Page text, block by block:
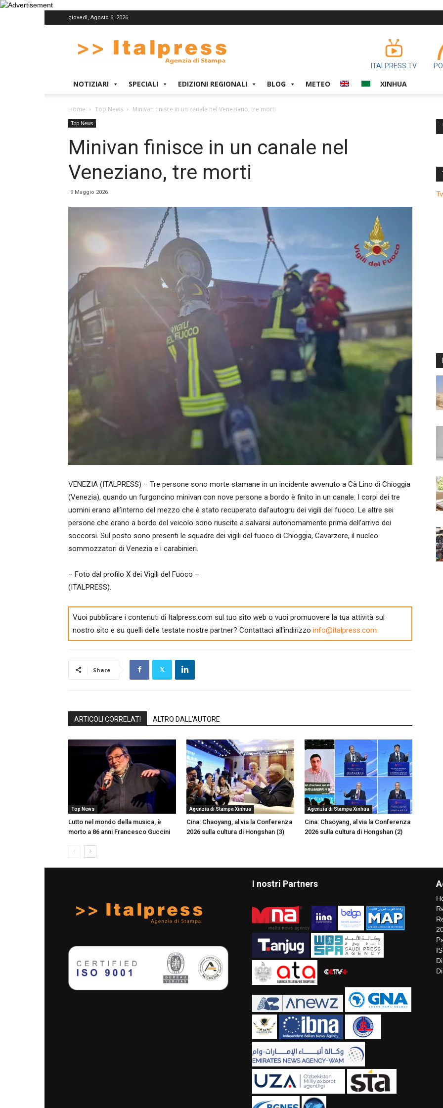
giovedì, Agosto 6, 2026
ITALPRESS TV
NOTIZIARI SPECIALI EDIZIONI REGIONALI BLOG METEO XINHUA
Home Top News Minivan finisce in un canale nel Veneziano, tre morti
Top News
Minivan finisce in un canale nel
Veneziano, tre morti
9 Maggio 2026
VENEZIA (ITALPRESS) – Tre persone sono morte stamane in un incidente avvenuto a Cà Lino di Chioggia
(Venezia), quando un furgoncino minivan con nove persone a bordo è finito in un canale. I corpi dei tre
uomini erano all’interno del mezzo che è stato recuperato dal’autogru dei vigili del fuoco. Le altre sei
persone che erano a bordo del veicolo sono riuscite a salvarsi autonomamente prima dell’arrivo dei
soccorsi. Sul posto sono presenti le squadre dei vigili del fuoco di Chioggia, Cavarzere, il nucleo
sommozzatori di Venezia e i carabinieri.
– Foto dal profilo X dei Vigili del Fuoco –
(ITALPRESS).
Vuoi pubblicare i contenuti di Italpress.com sul tuo sito web o vuoi promuovere la tua attività sul
nostro sito e su quelli delle testate nostre partner? Contattaci all'indirizzo info@italpress.com
Share
ARTICOLI CORRELATI ALTRO DALL'AUTORE
Top News
Lutto nel mondo della musica, è
morto a 86 anni Francesco Guccini
Agenzia di Stampa Xinhua
Cina: Chaoyang, al via la Conferenza
2026 sulla cultura di Hongshan (3)
Agenzia di Stampa Xinhua
Cina: Chaoyang, al via la Conferenza
2026 sulla cultura di Hongshan (2)
I nostri Partners